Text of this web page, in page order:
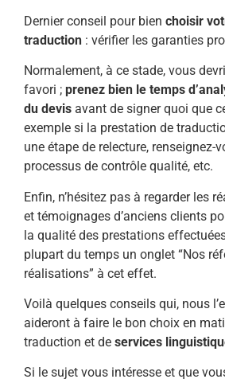
Dernier conseil pour bien choisir
traduction : vérifier les garanties
Normalement, à ce stade, vous
favori ; prenez bien le temps
du devis avant de signer quoi que
exemple si la prestation de
une étape de relecture, renseignez-
processus de contrôle qualité, etc.
Enfin, n’hésitez pas à regarder les
et témoignages d’anciens clients
la qualité des prestations
plupart du temps un onglet “Nos
réalisations” à cet effet.
Voilà quelques conseils qui, nous
aideront à faire le bon choix en
traduction et de services
Si le sujet vous intéresse et que